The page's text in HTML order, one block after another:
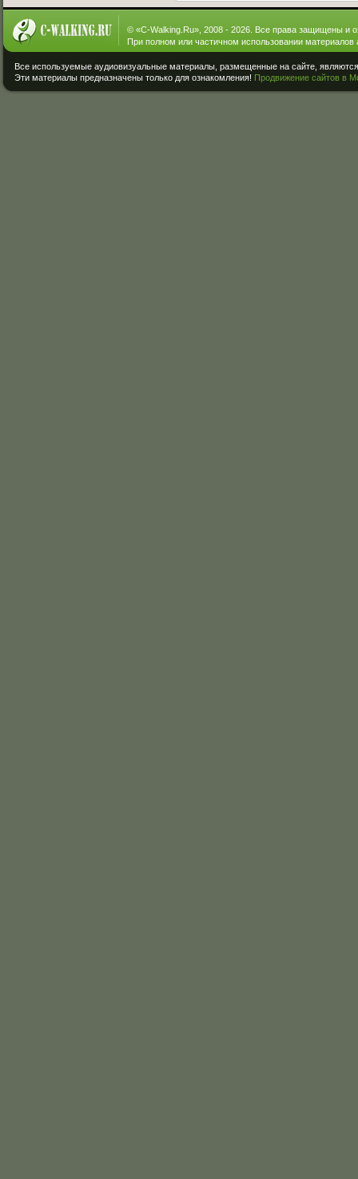
© «C-Walking.Ru», 2008 - 2026. Все права защищены и
При полном или частичном использовании материалов
Все используемые аудиовизуальные материалы, размещенные на сайте,
Эти материалы предназначены только для ознакомления! Продвижение сайтов в